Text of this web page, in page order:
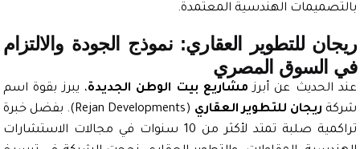
الهندسية المعتمدة.
للتطوير العقاري: نموذج الجودة والالتزام
المصري
عن أبرز مشاريع بيت الوطن الجديدة، يبرز بقوة اسم
ريجان للتطوير العقاري
(Rejan Developments). بفضل خبرة
تراكمية صلبة تمتد لأكثر من 10 سنوات في مجالات الاستشارات